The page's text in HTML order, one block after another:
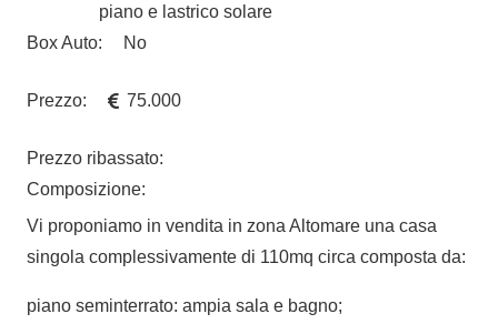
piano e lastrico solare
Box Auto:
No
Prezzo: 75.000
Prezzo ribassato:
Composizione:
Vi proponiamo in vendita in zona Altomare una casa
singola complessivamente di 110mq circa composta da:
piano seminterrato: ampia sala e bagno;